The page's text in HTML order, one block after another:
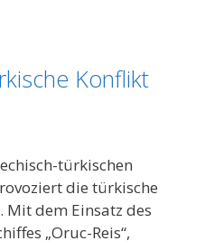
Konflikt
türkischen
die türkische
Mit dem Einsatz des
„Oruc-Reis“,